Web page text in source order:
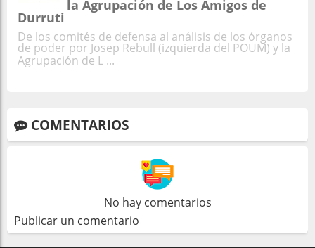
la Agrupación de Los Amigos de
Durruti
De los comités de defensa al análisis de los órganos
de poder por Josep Rebull (izquierda del POUM) y la
Agrupación de L ...
COMENTARIOS
No hay comentarios
Publicar un comentario